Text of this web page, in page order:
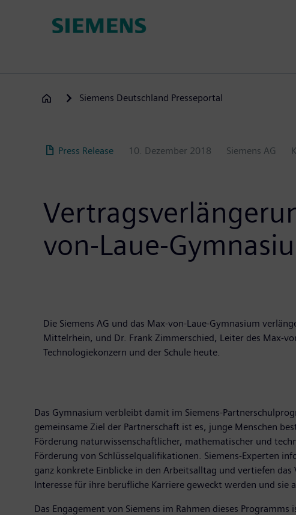
Siemens Deutschland Presseportal
Press Release 10. Dezember 2018 Siemens AG
von-Laue-
Die Siemens AG und das Max-von-Laue-Gymnasium
Mittelrhein, und Dr. Frank Zimmerschied, Leiter des Max-
Technologiekonzern und der Schule heute.
Das Gymnasium verbleibt damit im Siemens-
gemeinsame Ziel der Partnerschaft ist es, junge Menschen
Förderung naturwissenschaftlicher, mathematischer und
Förderung von Schlüsselqualifikationen. Siemens-Experten
ganz konkrete Einblicke in den Arbeitsalltag und vertiefen
Interesse für ihre berufliche Karriere geweckt werden und sie
Das Engagement von Siemens im Rahmen dieses